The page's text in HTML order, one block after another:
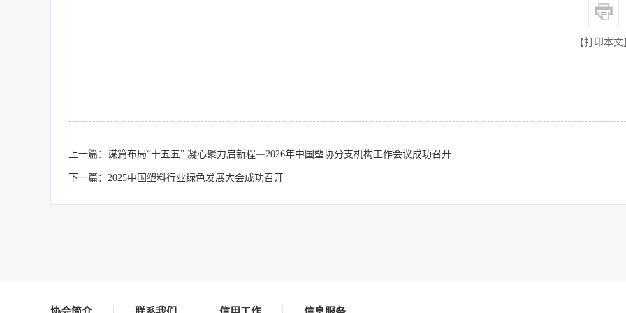
【打印本文
上一篇：谋篇布局“十五五” 凝心聚力启新程—2026年中国塑协分支机构工作会议成功召开
下一篇：2025中国塑料行业绿色发展大会成功召开